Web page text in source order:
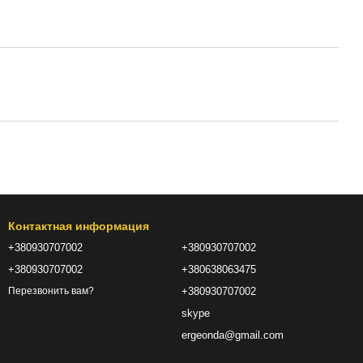
Контактная информация
+380930707002
+380930707002
Перезвонить вам?
+380930707002
+380638063475
+380930707002
skype
ergeonda@gmail.com